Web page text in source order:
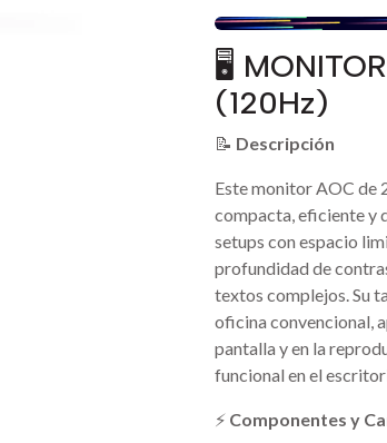
🖥️
(120Hz)
📝 Descripción
Este monitor AOC de
compacta, eficiente y
setups con espacio
profundidad de
textos complejos. Su
oficina convencional,
pantalla y en la
funcional en el
⚡ Componentes y